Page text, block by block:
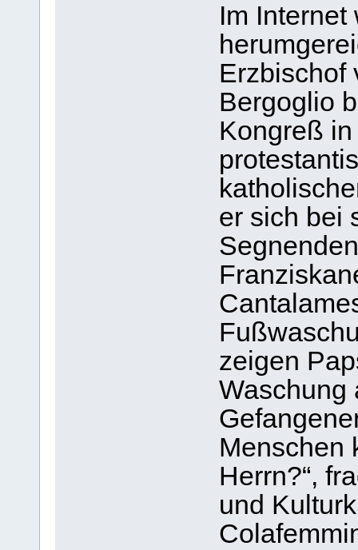
Im Internet
Erzbischof
Bergoglio
Kongreß
er sich bei
zeigen
Waschung
Menschen
Herrn?“,
und